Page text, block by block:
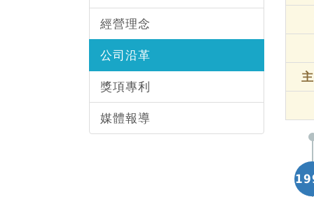
經營理念
公司沿革
獎項專利
媒體報導